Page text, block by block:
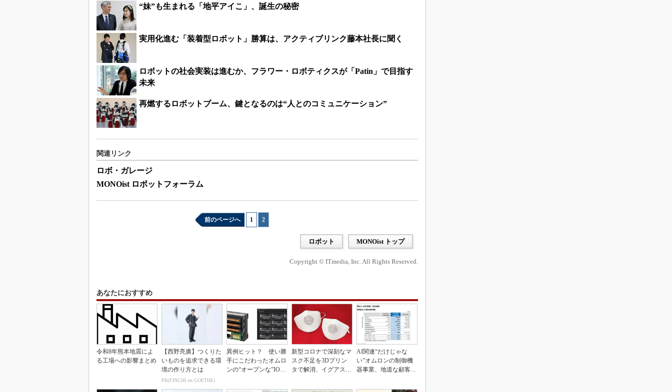
“妹”も生まれる「地平アイこ」、誕生の秘密
実用化進む「装着型ロボット」勝算は、アクティブリンク藤本社長に聞く
ロボットの社会実装は進むか、フラワー・ロボティクスが「Patin」で目指す
未来
再燃するロボットブーム、鍵となるのは“人とのコミュニケーション”
関連リンク
ロボ・ガレージ
MONOist ロボットフォーラム
前のページへ 1 2
ロボット MONOist トップ
Copyright © ITmedia, Inc. All Rights Reserved.
あなたにおすすめ
令和8年熊本地震によ
る工場への影響まとめ
【西野亮廣】つくりた
いものを追求できる環
境の作り方とは
PR(FINCHI on GOETHE)
異例ヒット？ 使い勝
手にこだわったオムロ
ンの“オープンな”IO-L
新型コロナで深刻なマ
スク不足を3Dプリン
タで解消、イグアスが
AI関連“だけじゃな
い”オムロンの制御機
器事業、地道な顧客基